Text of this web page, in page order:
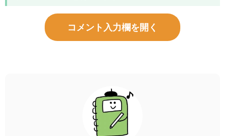
コメント入力欄を開く